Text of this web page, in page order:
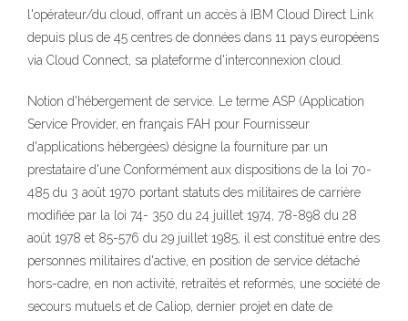
l'opérateur/du cloud, offrant un accès à IBM Cloud Direct Link
depuis plus de 45 centres de données dans 11 pays européens
via Cloud Connect, sa plateforme d'interconnexion cloud.
Notion d'hébergement de service. Le terme ASP (Application
Service Provider, en français FAH pour Fournisseur
d'applications hébergées) désigne la fourniture par un
prestataire d'une Conformément aux dispositions de la loi 70-
485 du 3 août 1970 portant statuts des militaires de carrière
modifiée par la loi 74- 350 du 24 juillet 1974, 78-898 du 28
août 1978 et 85-576 du 29 juillet 1985, il est constitué entre des
personnes militaires d'active, en position de service détaché
hors-cadre, en non activité, retraités et reformés, une société de
secours mutuels et de Caliop, dernier projet en date de